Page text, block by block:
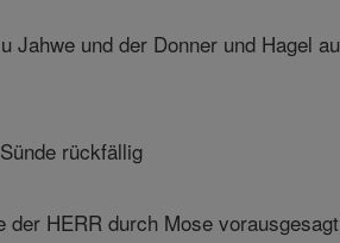
und der Donner und Hagel
rückfällig
HERR durch Mose